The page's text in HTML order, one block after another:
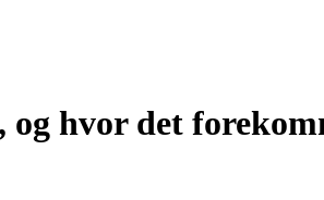
hvor det